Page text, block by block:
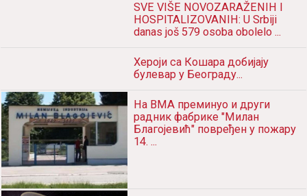
SVE VIŠE NOVOZARAŽENIH I
HOSPITALIZOVANIH: U Srbiji
danas još 579 osoba obolelo ...
Хероји са Кошара добијају
булевар у Београду...
На ВМА преминуо и други
радник фабрике "Милан
Благојевић" повређен у пожару
14. ...